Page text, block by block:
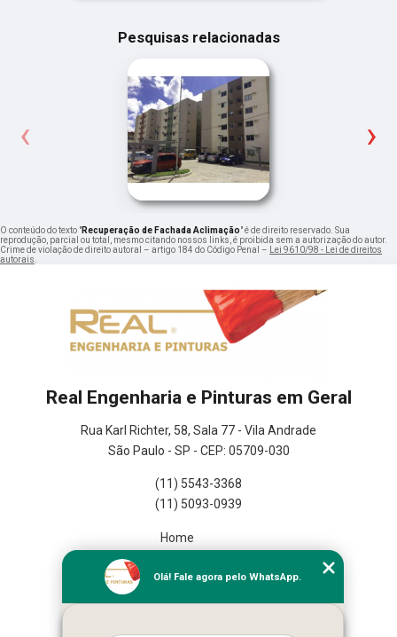
Pesquisas relacionadas
‹ ›
O conteúdo do texto "Recuperação de Fachada Aclimação" é de direito reservado. Sua
reprodução, parcial ou total, mesmo citando nossos links, é proibida sem a autorização do autor.
Crime de violação de direito autoral – artigo 184 do Código Penal – Lei 9610/98 - Lei de direitos
autorais.
Real Engenharia e Pinturas em Geral
Rua Karl Richter, 58, Sala 77 - Vila Andrade
São Paulo - SP - CEP: 05709-030
(11) 5543-3368
(11) 5093-0939
Home
Missão
Olá! Fale agora pelo WhatsApp.